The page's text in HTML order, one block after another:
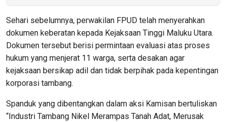
Sehari sebelumnya, perwakilan FPUD telah menyerahkan
dokumen keberatan kepada Kejaksaan Tinggi Maluku Utara.
Dokumen tersebut berisi permintaan evaluasi atas proses
hukum yang menjerat 11 warga, serta desakan agar
kejaksaan bersikap adil dan tidak berpihak pada kepentingan
korporasi tambang.
Spanduk yang dibentangkan dalam aksi Kamisan bertuliskan
“Industri Tambang Nikel Merampas Tanah Adat, Merusak